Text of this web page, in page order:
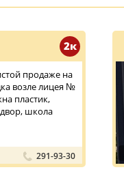
2к
продаже на
возле лицея №
пластик,
школа
291-93-30